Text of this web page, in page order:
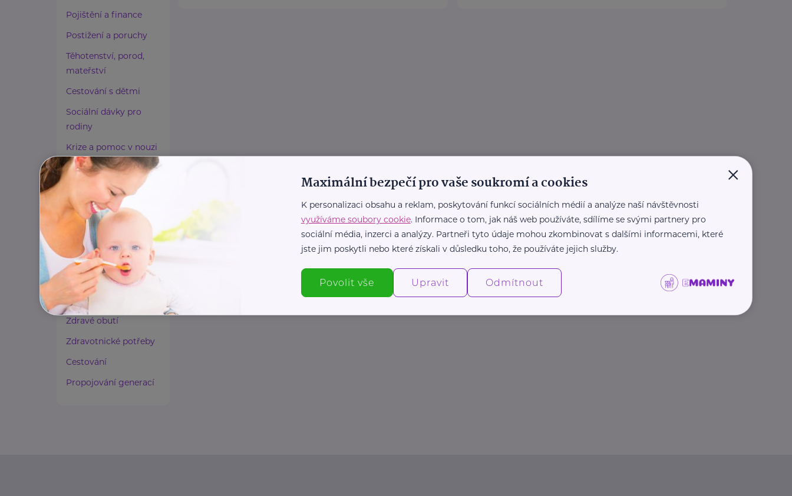
Pojištění a finance
Postižení a poruchy
Těhotenství, porod,
mateřství
Cestování s dětmi
Sociální dávky pro
rodiny
Krize a pomoc v nouzi
Paliativní péče
Rady a tipy
Harmonie duše a těla
Zaměstnávání osob ze
zdravotním
postižením
Lázeňství a wellness
Zdravé spaní a sezení
Zdravé obutí
Zdravotnické potřeby
Cestování
Propojování generací
×
Maximální bezpečí pro vaše soukromí a cookies
K personalizaci obsahu a reklam, poskytování funkcí sociálních médií a analýze naší návštěvnosti
využíváme soubory cookie. Informace o tom, jak náš web používáte, sdílíme se svými partnery pro
sociální média, inzerci a analýzy. Partneři tyto údaje mohou zkombinovat s dalšími informacemi, které
jste jim poskytli nebo které získali v důsledku toho, že používáte jejich služby.
Povolit vše Upravit Odmítnout